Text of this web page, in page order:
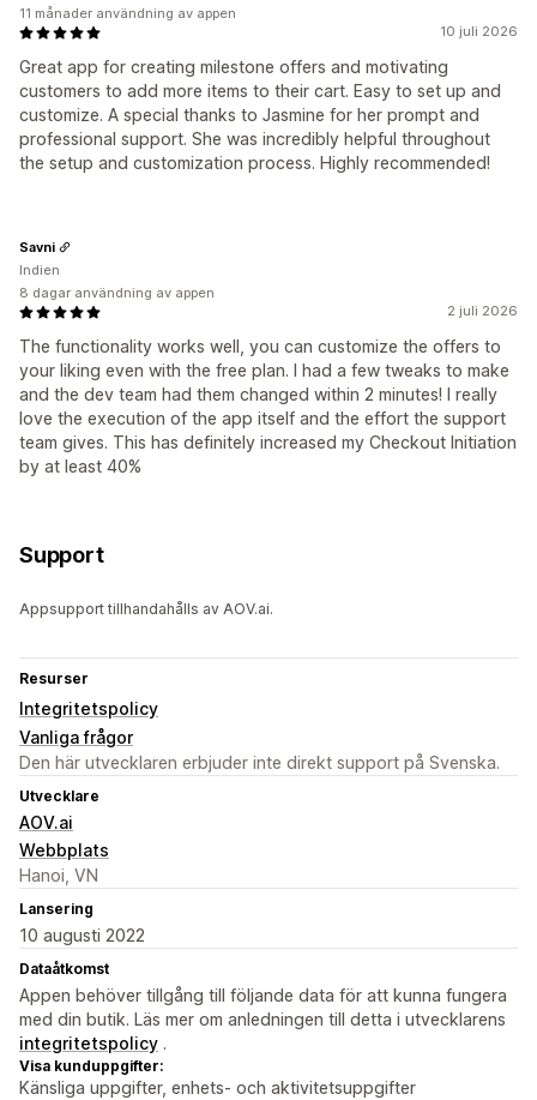
10 juli 2026
Great app for creating milestone offers and motivating
customers to add more items to their cart. Easy to set up and
customize. A special thanks to Jasmine for her prompt and
professional support. She was incredibly helpful throughout
the setup and customization process. Highly recommended!
11 månader användning av appen
2 juli 2026
The functionality works well, you can customize the offers to
your liking even with the free plan. I had a few tweaks to make
and the dev team had them changed within 2 minutes! I really
love the execution of the app itself and the effort the support
team gives. This has definitely increased my Checkout Initiation
by at least 40%
Savni
Indien
8 dagar användning av appen
Support
Appsupport tillhandahålls av AOV.ai.
Resurser
Integritetspolicy
Vanliga frågor
Den här utvecklaren erbjuder inte direkt support på Svenska.
Utvecklare
AOV.ai
Webbplats
Hanoi, VN
Lansering
10 augusti 2022
Dataåtkomst
Appen behöver tillgång till följande data för att kunna fungera
med din butik. Läs mer om anledningen till detta i utvecklarens
integritetspolicy .
Visa kunduppgifter:
Känsliga uppgifter, enhets- och aktivitetsuppgifter